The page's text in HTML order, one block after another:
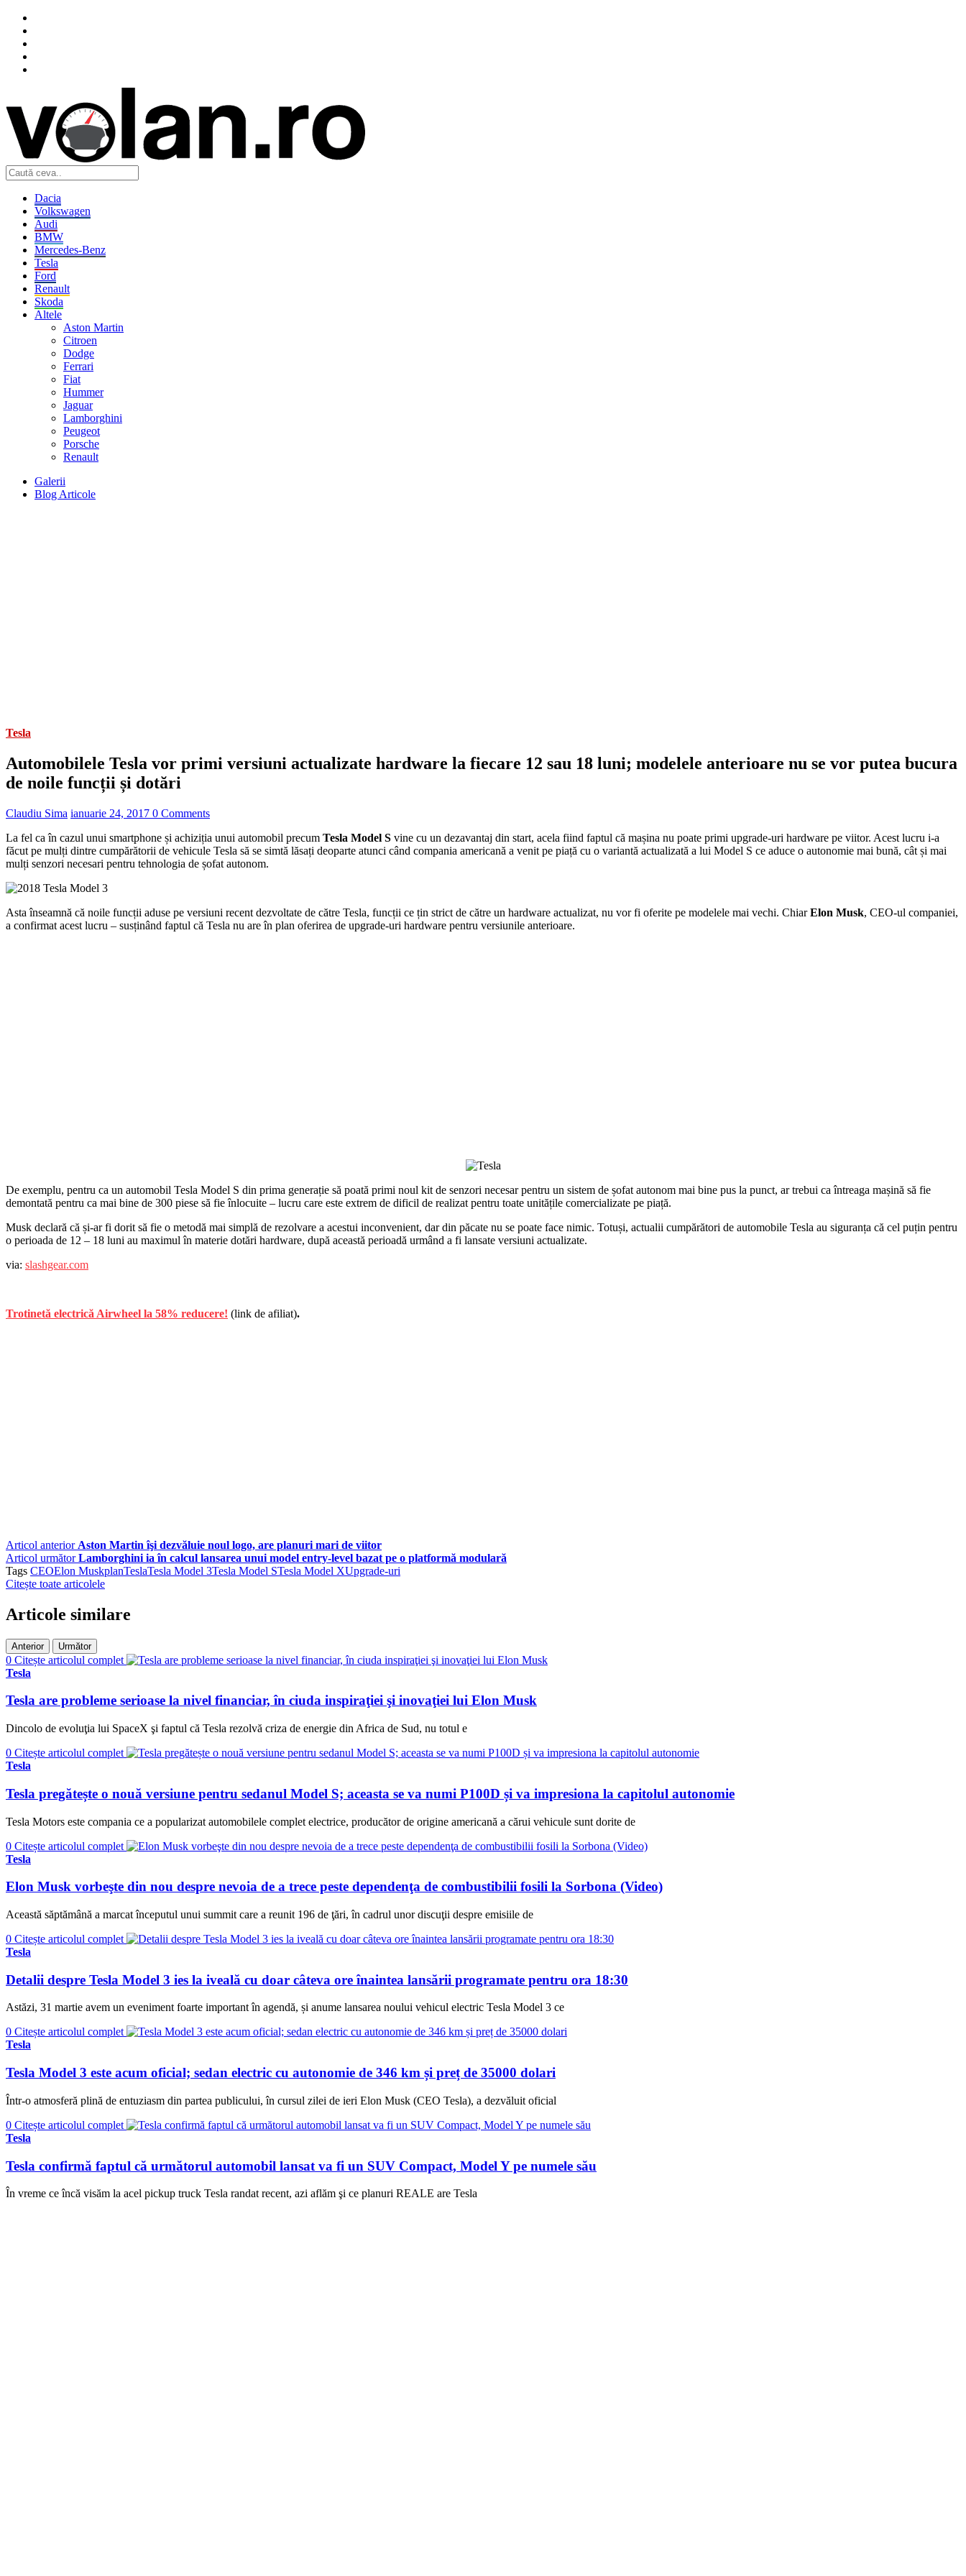
Dacia
Volkswagen
Audi
BMW
Mercedes-Benz
Tesla
Ford
Renault
Skoda
Altele
Aston Martin
Citroen
Dodge
Ferrari
Fiat
Hummer
Jaguar
Lamborghini
Peugeot
Porsche
Renault
Galerii
Blog Articole
Tesla
Automobilele Tesla vor primi versiuni actualizate hardware la fiecare 12 sau 18 luni; modelele anterioare nu se vor putea bucura
de noile funcții și dotări
Claudiu Sima ianuarie 24, 2017 0 Comments
La fel ca în cazul unui smartphone și achiziția unui automobil precum Tesla Model S vine cu un dezavantaj din start, acela fiind faptul că mașina nu poate primi upgrade-uri hardware pe viitor. Acest lucru i-a
făcut pe mulți dintre cumpărătorii de vehicule Tesla să se simtă lăsați deoparte atunci când compania americană a venit pe piață cu o variantă actualizată a lui Model S ce aduce o autonomie mai bună, cât și mai
mulți senzori necesari pentru tehnologia de șofat autonom.
Asta înseamnă că noile funcții aduse pe versiuni recent dezvoltate de către Tesla, funcții ce țin strict de către un hardware actualizat, nu vor fi oferite pe modelele mai vechi. ChiarElon Musk, CEO-ul companiei,
a confirmat acest lucru – susținând faptul că Tesla nu are în plan oferirea de upgrade-uri hardware pentru versiunile anterioare.
De exemplu, pentru ca un automobil Tesla Model S din prima generație să poată primi noul kit de senzori necesar pentru un sistem de șofat autonom mai bine pus la punct, ar trebui ca întreaga mașină să fie
demontată pentru ca mai bine de 300 piese să fie înlocuite – lucru care este extrem de dificil de realizat pentru toate unitățile comercializate pe piață.
Musk declară că și-ar fi dorit să fie o metodă mai simplă de rezolvare a acestui inconvenient, dar din păcate nu se poate face nimic. Totuși, actualii cumpărători de automobile Tesla au siguranța că cel puțin pentru
o perioada de 12 – 18 luni au maximul în materie dotări hardware, după această perioadă urmând a fi lansate versiuni actualizate.
via: slashgear.com
Trotinetă electrică Airwheel la 58% reducere! (link de afiliat).
Articol anterior Aston Martin îşi dezvăluie noul logo, are planuri mari de viitor
Articol următor Lamborghini ia în calcul lansarea unui model entry-level bazat pe o platformă modulară
Tags CEOElon MuskplanTeslaTesla Model 3Tesla Model STesla Model XUpgrade-uri
Citește toate articolele
Articole similare
Anterior Următor
0 Citește articolul complet
Tesla
Tesla are probleme serioase la nivel financiar, în ciuda inspiraţiei şi inovaţiei lui Elon Musk
Dincolo de evoluţia lui SpaceX şi faptul că Tesla rezolvă criza de energie din Africa de Sud, nu totul e
0 Citește articolul complet
Tesla
Tesla pregătește o nouă versiune pentru sedanul Model S; aceasta se va numi P100D și va impresiona la capitolul autonomie
Tesla Motors este compania ce a popularizat automobilele complet electrice, producător de origine americană a cărui vehicule sunt dorite de
0 Citește articolul complet
Tesla
Elon Musk vorbeşte din nou despre nevoia de a trece peste dependenţa de combustibilii fosili la Sorbona (Video)
Această săptămână a marcat începutul unui summit care a reunit 196 de ţări, în cadrul unor discuţii despre emisiile de
0 Citește articolul complet
Tesla
Detalii despre Tesla Model 3 ies la iveală cu doar câteva ore înaintea lansării programate pentru ora 18:30
Astăzi, 31 martie avem un eveniment foarte important în agendă, și anume lansarea noului vehicul electric Tesla Model 3 ce
0 Citește articolul complet
Tesla
Tesla Model 3 este acum oficial; sedan electric cu autonomie de 346 km și preț de 35000 dolari
Într-o atmosferă plină de entuziasm din partea publicului, în cursul zilei de ieri Elon Musk (CEO Tesla), a dezvăluit oficial
0 Citește articolul complet
Tesla
Tesla confirmă faptul că următorul automobil lansat va fi un SUV Compact, Model Y pe numele său
În vreme ce încă visăm la acel pickup truck Tesla randat recent, azi aflăm şi ce planuri REALE are Tesla